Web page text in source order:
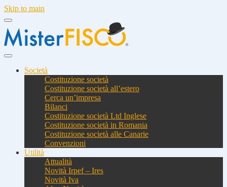
Skip to main
Società
Costituzione società
Costituzione società all’estero
Cerca un’impresa
Bilanci
Costituzione società Ltd Inglese
Costituzione società in Romania
Costituzione società alle Canarie
Convenzioni
Utilità
Attualità
Novità Irpef – Ires
Novità Iva